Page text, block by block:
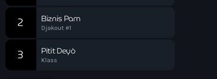
2 Biznis Pam
Djakout #1
3 Pitit Deyò
Klass